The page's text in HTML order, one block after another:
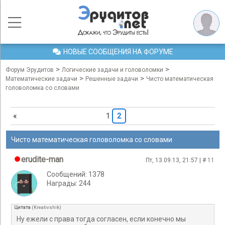
НОВЫЕ СООБЩЕНИЯ НА ФОРУМЕ
Форум Эрудитов > Логические задачи и головоломки >
Математические задачи > Решенные задачи > Чисто математическая
головоломка со словами
« 1 2
Чисто математическая головоломка со словами
erudite-man Пт, 13.09.13, 21:57 | # 11
Сообщений: 1378
Награды: 244
Цитата (Kreativshik)
Ну ежели с права тогда согласен, если конечно мы